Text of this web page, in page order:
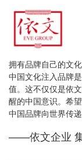
拥有品牌自己的文
中国文化注入品牌
值。这不仅仅是依
醒的中国意识。希
中国品牌向世界传递
——依文企业